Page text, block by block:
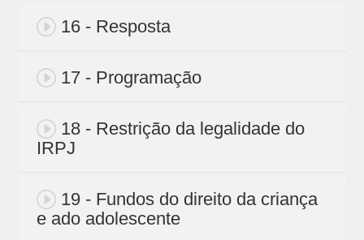
16 - Resposta
17 - Programação
18 - Restrição da legalidade do
IRPJ
19 - Fundos do direito da criança
e ado adolescente